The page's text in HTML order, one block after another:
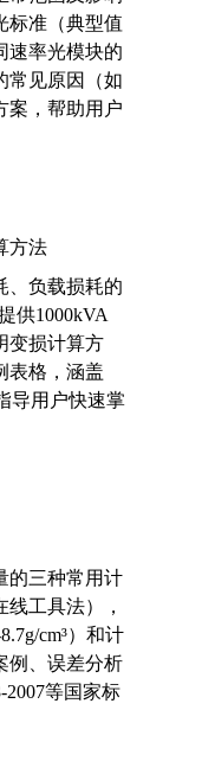
标准（典型值
速率光模块的
常见原因（如
案，帮助用户
方法
、负载损耗的
供1000kVA
变损计算方
表格，涵盖
导用户快速掌
的三种常用计
工具法），
cm³）和计
例、误差分析
2007等国家标